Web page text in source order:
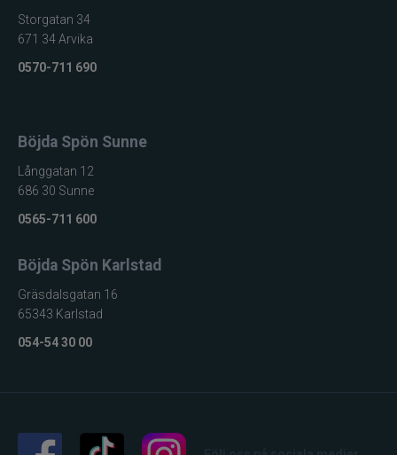
Storgatan 34
671 34 Arvika
0570-711 690
Böjda Spön Sunne
Långgatan 12
686 30 Sunne
0565-711 600
Böjda Spön Karlstad
Gräsdalsgatan 16
65343 Karlstad
054-54 30 00